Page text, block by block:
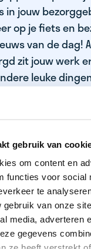
gebruik van
om content en
functies voor social
te
gebruik van onze
media, adverteren
gegevens
in jouw
op je fiets en
van de dag!
zit jouw werk
leuke
HEEFT
en
bewegen in de
fijn werk dat
bezorgen van